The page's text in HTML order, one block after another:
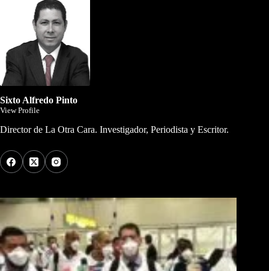
Sixto Alfredo Pinto
View Profile
Director de La Otra Cara. Investigador, Periodista y Escritor.